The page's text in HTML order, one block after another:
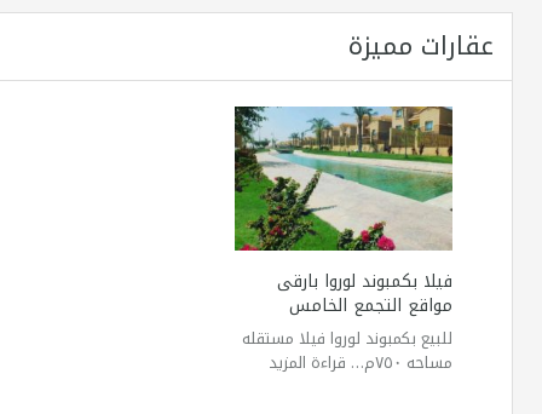
عقارات مميزة
فيلا بكمبوند لوروا بارقى
مواقع التجمع الخامس
للبيع بكمبوند لوروا فيلا مستقله
مساحه ٧٥٠م…
قراءة المزيد